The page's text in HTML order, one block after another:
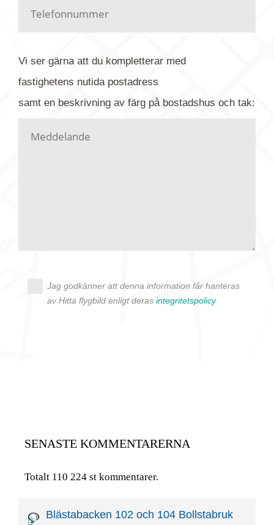
Har du kanske en urblekt flygbild ber vi dig titta på
kontaktar dig så fort vi kan, givetvis utan
Vi ser gärna att du kompletterar med
fastighetens nutidapostadress
samt en beskrivning av färg på bostadshus och tak:
Jag godkänner att denna information får hanteras
av Hitta flygbild enligt deras integritetspolicy
SENASTE KOMMENTARERNA
Totalt 110 224 st kommentarer.
Blästabacken 102 och 104 Bollstabruk